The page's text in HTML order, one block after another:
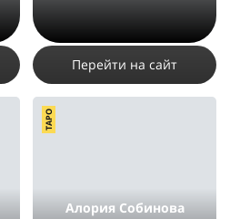
Перейти на сайт
Алория Собинова
ТАРО